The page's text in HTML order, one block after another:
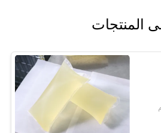
المنتجات